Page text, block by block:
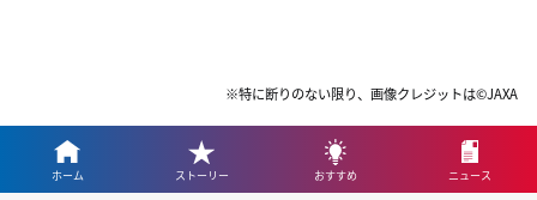
※特に断りのない限り、画像クレジットは©JAXA
ホーム ストーリー おすすめ ニュース